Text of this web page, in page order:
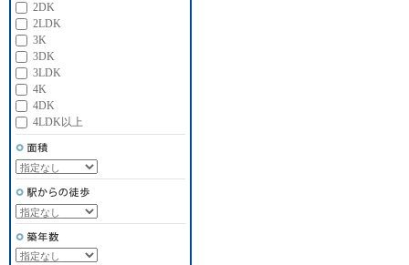
2DK
2LDK
3K
3DK
3LDK
4K
4DK
4LDK以上